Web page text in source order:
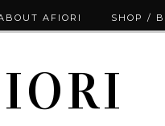
AFIORI SHOP /